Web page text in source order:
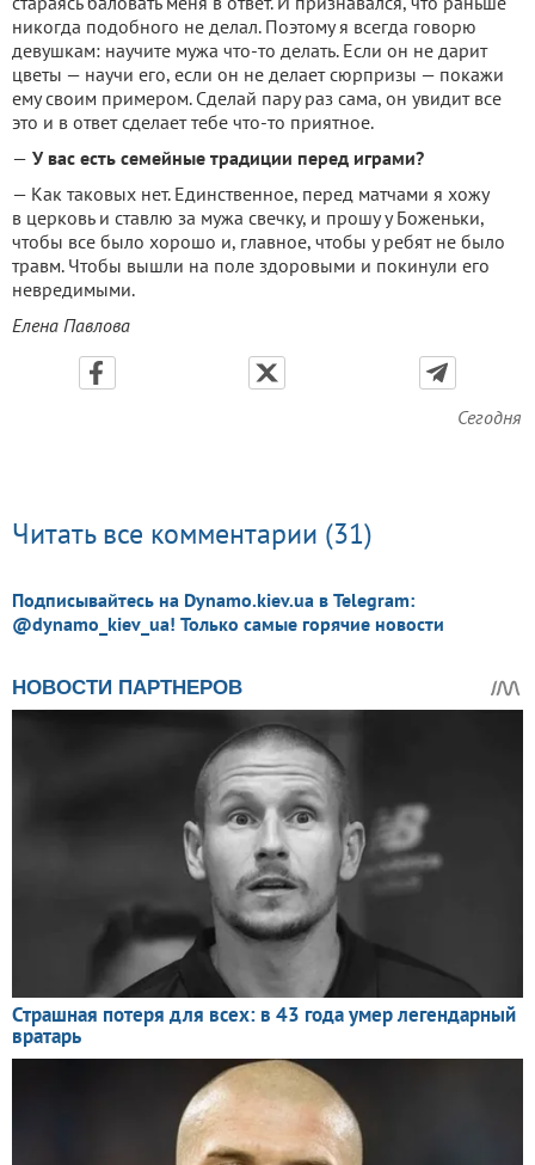
никогда подобного не делал. Поэтому я всегда говорю
девушкам: научите мужа что-то делать. Если он не дарит
цветы — научи его, если он не делает сюрпризы — покажи
ему своим примером. Сделай пару раз сама, он увидит все
это и в ответ сделает тебе что-то приятное.
— У вас есть семейные традиции перед играми?
— Как таковых нет. Единственное, перед матчами я хожу
в церковь и ставлю за мужа свечку, и прошу у Боженьки,
чтобы все было хорошо и, главное, чтобы у ребят не было
травм. Чтобы вышли на поле здоровыми и покинули его
невредимыми.
Елена Павлова
Сегодня
Читать все комментарии (31)
Подписывайтесь на Dynamo.kiev.ua в Telegram:
@dynamo_kiev_ua! Только самые горячие новости